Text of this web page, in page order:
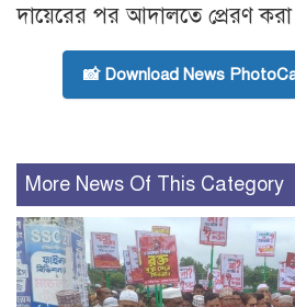
দায়েরের পর আদালতে প্রেরণ করা
📸 Download News
More News Of This Category